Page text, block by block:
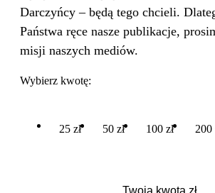
Darczyńcy – będą tego chcieli.
Państwa ręce nasze publikacje,
misji naszych mediów.
Wybierz kwotę:
25 zł 50 zł 100 zł 200